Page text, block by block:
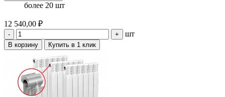
более 20 шт
12 540,00 ₽
- + шт
В корзину Купить в 1 клик